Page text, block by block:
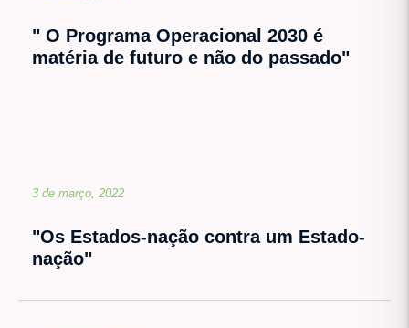
" O Programa Operacional 2030 é
matéria de futuro e não do passado"
3 de março, 2022
"Os Estados-nação contra um Estado-
nação"